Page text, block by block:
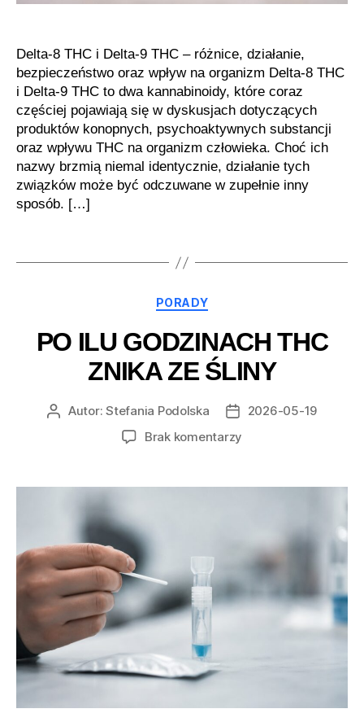
Delta-8 THC i Delta-9 THC – różnice, działanie,
bezpieczeństwo oraz wpływ na organizm Delta-8 THC
i Delta-9 THC to dwa kannabinoidy, które coraz
częściej pojawiają się w dyskusjach dotyczących
produktów konopnych, psychoaktywnych substancji
oraz wpływu THC na organizm człowieka. Choć ich
nazwy brzmią niemal identycznie, działanie tych
związków może być odczuwane w zupełnie inny
sposób. […]
Kategorie
PORADY
PO ILU GODZINACH THC
ZNIKA ZE ŚLINY
AutorAutor:Stefania Podolska
Data2026-05-19
Brak komentarzy
godzinach
śliny